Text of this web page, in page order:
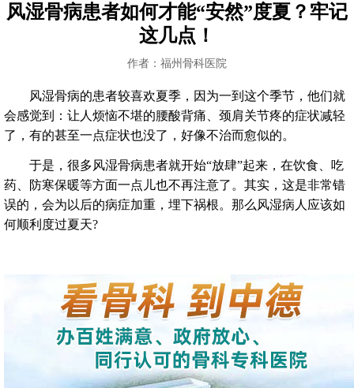
风湿骨病患者如何才能“安然”度夏？牢记
这几点！
作者：福州骨科医院
风湿骨病的患者较喜欢夏季，因为一到这个季节，他们就
会感觉到：让人烦恼不堪的腰酸背痛、颈肩关节疼的症状减轻
了，有的甚至一点症状也没了，好像不治而愈似的。
于是，很多风湿骨病患者就开始“放肆”起来，在饮食、吃
药、防寒保暖等方面一点儿也不再注意了。其实，这是非常错
误的，会为以后的病症加重，埋下祸根。那么风湿病人应该如
何顺利度过夏天?